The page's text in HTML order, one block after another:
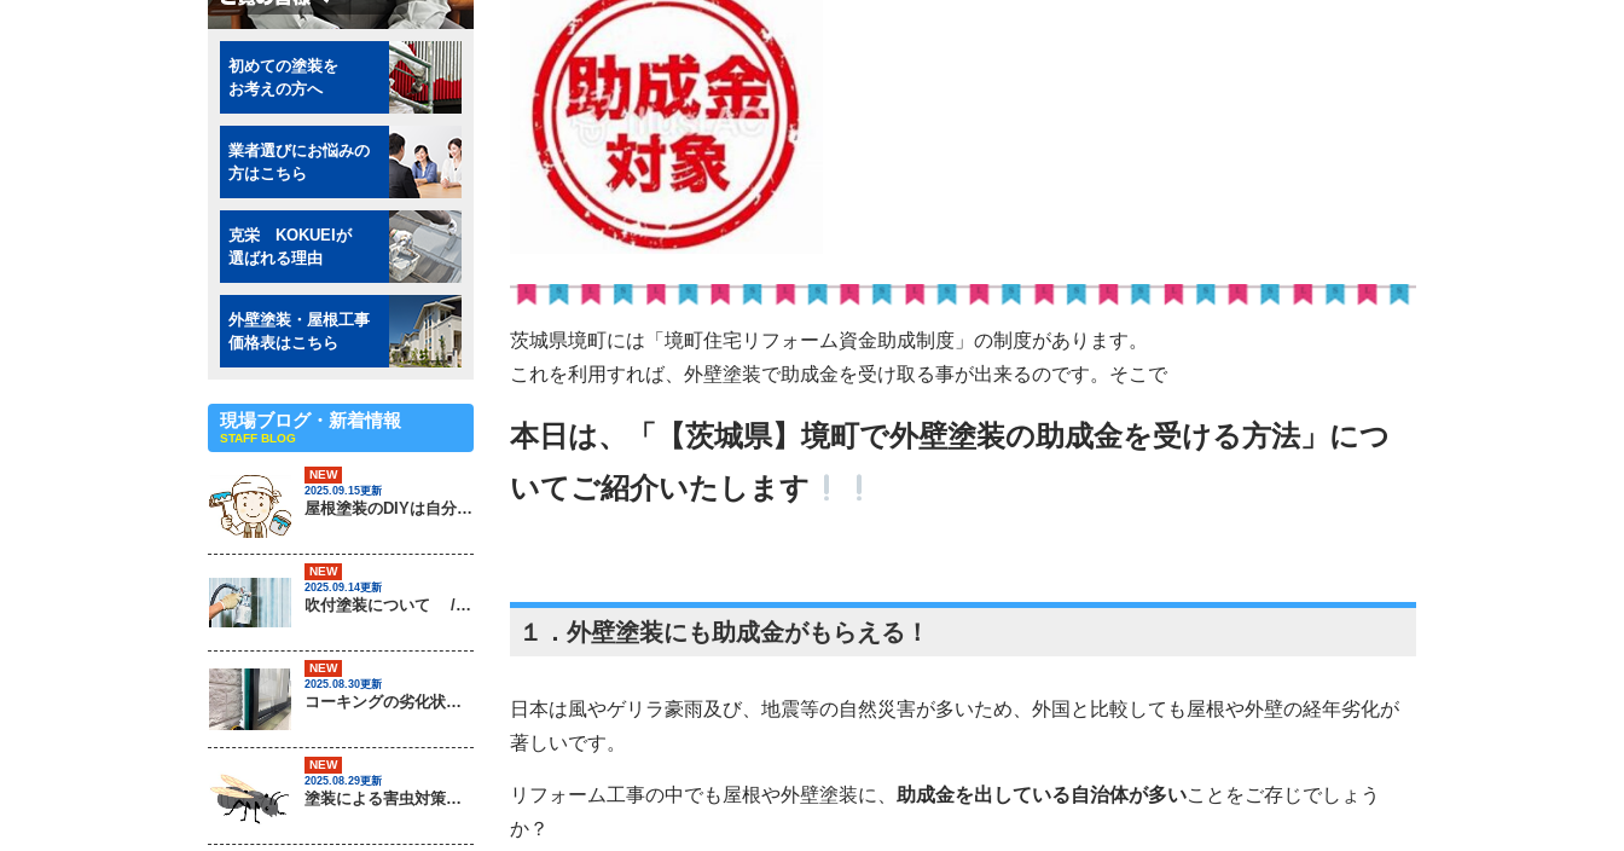
茨城県境町には「 境町住宅リフォーム資金助成制度 」の制度があります。
これを利用すれば、外壁塗装で助成金を受け取る事が出来るのです。そこで
本日は、「【茨城県】境町で外壁塗装の助成金を受ける方法」につ
いてご紹介いたします
１．外壁塗装にも助成金がもらえる！
日本は風やゲリラ豪雨及び、地震等の自然災害が多いため、外国と比較しても屋根や外壁の経年劣化が
著しいです。
リフォーム工事の中でも屋根や外壁塗装に、 助成金を出している自治体が多いことをご存じでしょう
か？
初めての塗装を
お考えの方へ
業者選びにお悩みの
方はこちら
克栄 KOKUEIが
選ばれる理由
外壁塗装・屋根工事
価格表はこちら
現場ブログ・新着情報
STAFF BLOG
NEW
2025.09.15更新
屋根塗装のDIYは自分でできるの？ / 茨城県常総市・坂東市・守谷市・つくば市・境町の外壁塗装＆屋根専門店
NEW
2025.09.14更新
吹付塗装について / 茨城県常総市・坂東市・守谷市・つくば市・境町の外壁塗装＆屋根専門店
NEW
2025.08.30更新
コーキングの劣化状況について / 茨城県常総市・坂東市・守谷市・つくば市・境町の外壁塗装＆屋根専門店
NEW
2025.08.29更新
塗装による害虫対策は可能なのか？ / 茨城県常総市・坂東市・守谷市・つくば市・境町の外壁塗装＆屋根専門店